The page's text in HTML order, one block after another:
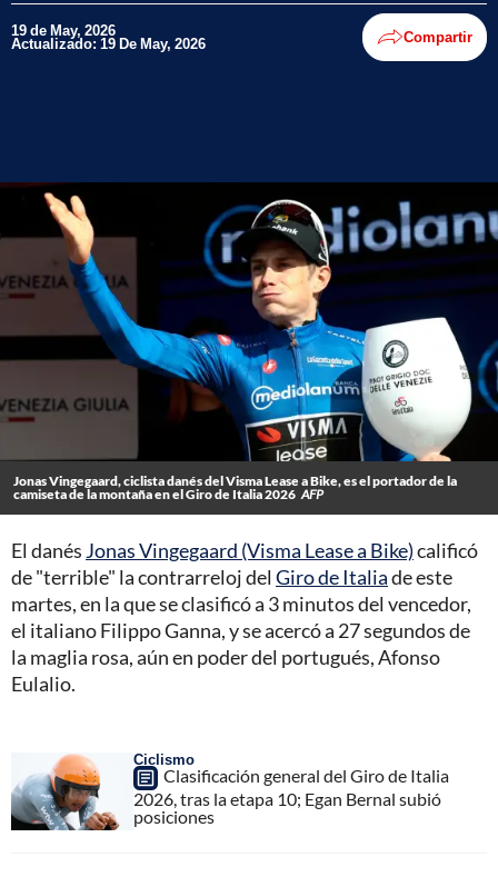
19 de May, 2026
Actualizado: 19 De May, 2026 Compartir
Jonas Vingegaard, ciclista danés del Visma Lease a Bike, es el portador de la
camiseta de la montaña en el Giro de Italia 2026 AFP
El danés Jonas Vingegaard (Visma Lease a Bike)calificó
de "terrible" la contrarreloj del Giro de Italiade este
martes, en la que se clasificó a 3 minutos del vencedor,
el italiano Filippo Ganna, y se acercó a 27 segundos de
la maglia rosa, aún en poder del portugués, Afonso
Eulalio.
Ciclismo
Clasificación general del Giro de Italia
2026, tras la etapa 10; Egan Bernal subió
posiciones